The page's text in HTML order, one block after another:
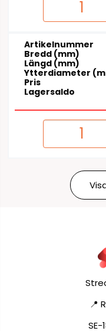
Artikelnummer
Bredd (mm)
Längd (mm)
Ytterdiameter
Pris
Lagersaldo
📍